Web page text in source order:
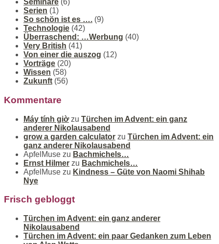
Seminare (6)
Serien (1)
So schön ist es …. (9)
Technologie (42)
Überraschend: …Werbung (40)
Very British (41)
Von einer die auszog (12)
Vorträge (20)
Wissen (58)
Zukunft (56)
Kommentare
Máy tính giờzu Türchen im Advent: ein ganz
anderer Nikolausabend
grow a garden calculator zu Türchen im Advent: ein
ganz anderer Nikolausabend
ApfelMuse zu Bachmichels…
Ernst Hilmer zu Bachmichels…
ApfelMuse zu Kindness – Güte von Naomi Shihab
Nye
Frisch gebloggt
Türchen im Advent: ein ganz anderer
Nikolausabend
Türchen im Advent: ein paar Gedanken zum Leben